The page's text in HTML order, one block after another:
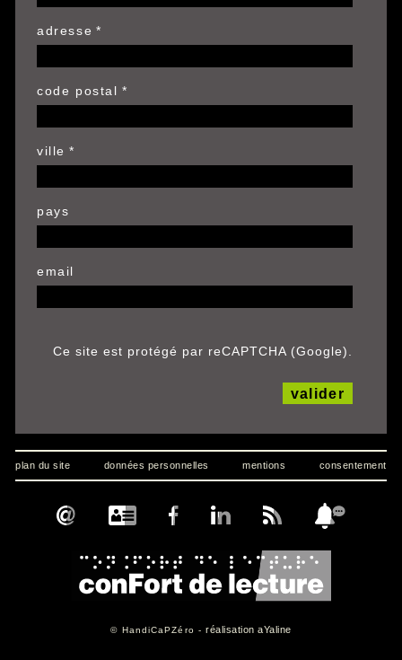
adresse
code postal
ville
pays
email
Ce site est protégé par reCAPTCHA (Google).
valider
plan du site données personnelles mentions consentement
© HandiCaPZéro -réalisation aYaline